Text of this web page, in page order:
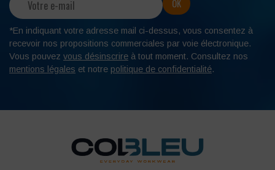
*En indiquant votre adresse mail ci-dessus, vous consentez à
recevoir nos propositions commerciales par voie électronique.
Vous pouvez vous désinscrire à tout moment. Consultez nos
mentions légales et notre politique de confidentialité.